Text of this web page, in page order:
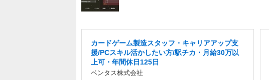
カードゲーム製造スタッフ・キャリアアップ支
援/PCスキル活かしたい方/駅チカ・月給30万以
上可・年間休日125日
ベンタス株式会社